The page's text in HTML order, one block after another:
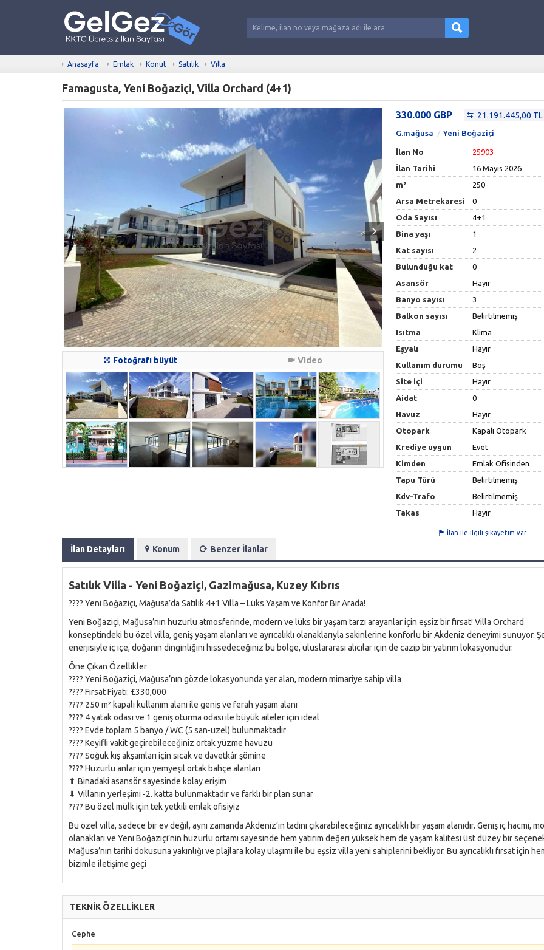
Anasayfa Emlak Konut Satılık Villa
Famagusta, Yeni Boğaziçi, Villa Orchard (4+1)
Fotoğrafı büyüt Video
330.000 GBP 21.191.445,00 TL
G.mağusa Yeni Boğaziçi
İlan No
25903
İlan Tarihi
16 Mayıs 2026
m²
250
Arsa Metrekaresi
0
Oda Sayısı
4+1
Bina yaşı
1
Kat sayısı
2
Bulunduğu kat
0
Asansör
Hayır
Banyo sayısı
3
Balkon sayısı
Belirtilmemiş
Isıtma
Klima
Eşyalı
Hayır
Kullanım durumu
Boş
Site içi
Hayır
Aidat
0
Havuz
Hayır
Otopark
Kapalı Otopark
Krediye uygun
Evet
Kimden
Emlak Ofisinden
Tapu Türü
Belirtilmemiş
Kdv-Trafo
Belirtilmemiş
Takas
Hayır
İlan ile ilgili şikayetim var
İlan Detayları Konum Benzer İlanlar
Satılık Villa - Yeni Boğaziçi, Gazimağusa, Kuzey Kıbrıs
???? Yeni Boğaziçi, Mağusa’da Satılık 4+1 Villa – Lüks Yaşam ve Konfor Bir Arada!
Yeni Boğaziçi, Mağusa’nın huzurlu atmosferinde, modern ve lüks bir yaşam tarzı arayanlar için eşsiz bir fırsat! Villa Orchard
konseptindeki bu özel villa, geniş yaşam alanları ve ayrıcalıklı olanaklarıyla sakinlerine konforlu bir Akdeniz deneyimi sunuyor.
enerjisiyle iç içe, doğanın dinginliğini hissedeceğiniz bu bölge, uluslararası alıcılar için de cazip bir yatırım lokasyonudur.
Öne Çıkan Özellikler
???? Yeni Boğaziçi, Mağusa’nın gözde lokasyonunda yer alan, modern mimariye sahip villa
???? Fırsat Fiyatı: £330,000
???? 250 m² kapalı kullanım alanı ile geniş ve ferah yaşam alanı
???? 4 yatak odası ve 1 geniş oturma odası ile büyük aileler için ideal
???? Evde toplam 5 banyo / WC (5 san-uzel) bulunmaktadır
???? Keyifli vakit geçirebileceğiniz ortak yüzme havuzu
???? Soğuk kış akşamları için sıcak ve davetkâr şömine
???? Huzurlu anlar için yemyeşil ortak bahçe alanları
⬆ Binadaki asansör sayesinde kolay erişim
⬇ Villanın yerleşimi -2. katta bulunmaktadır ve farklı bir plan sunar
???? Bu özel mülk için tek yetkili emlak ofisiyiz
Bu özel villa, sadece bir ev değil, aynı zamanda Akdeniz’in tadını çıkarabileceğiniz ayrıcalıklı bir yaşam alanıdır. Geniş iç hacmi,
olanakları ve Yeni Boğaziçi’nin huzurlu ortamı sayesinde hem yatırım değeri yüksek hem de yaşam kalitesi üst düzey bir
Mağusa’nın tarihi dokusuna yakınlığı ve plajlara kolay ulaşımı ile bu eşsiz villa yeni sahiplerini bekliyor. Bu ayrıcalıklı fırsat için
bizimle iletişime geçi
TEKNİK ÖZELLİKLER
Cephe